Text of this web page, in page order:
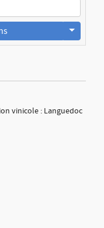
vinicole : Languedoc